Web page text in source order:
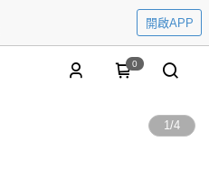
開啟APP
0
1/4